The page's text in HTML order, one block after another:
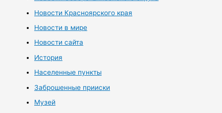
Новости Красноярского края
Новости в мире
Новости сайта
История
Населенные пункты
Заброшенные прииски
Музей